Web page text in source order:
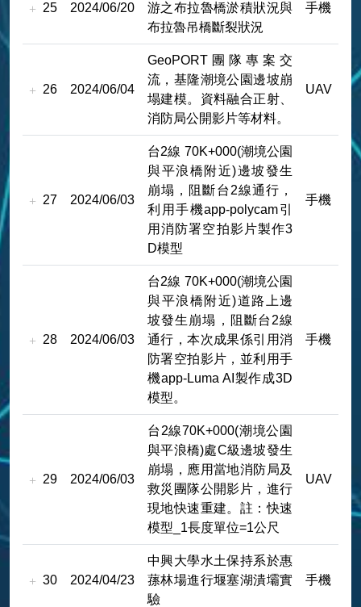
25 2024/06/20
游之布拉魯橋淤積狀況與
布拉魯吊橋斷裂狀況
手機
26 2024/06/04
GeoPORT團隊專案交
流，基隆潮境公園邊坡崩
塌建模。資料融合正射、
消防局公開影片等材料。
UAV
27 2024/06/03
台2線 70K+000(潮境公園
與平浪橋附近)邊坡發生
崩塌，阻斷台2線通行，
利用手機app-polycam引
用消防署空拍影片製作3
D模型
手機
28 2024/06/03
台2線 70K+000(潮境公園
與平浪橋附近)道路上邊
坡發生崩塌，阻斷台2線
通行，本次成果係引用消
防署空拍影片，並利用手
機app-Luma AI製作成3D
模型。
手機
29 2024/06/03
台2線70K+000(潮境公園
與平浪橋)處C級邊坡發生
崩塌，應用當地消防局及
救災團隊公開影片，進行
現地快速重建。註：快速
模型_1長度單位=1公尺
UAV
30 2024/04/23
中興大學水土保持系於惠
蓀林場進行堰塞湖潰壩實
驗
手機